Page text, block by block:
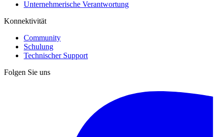
Unternehmerische Verantwortung
Konnektivität
Community
Schulung
Technischer Support
Folgen Sie uns